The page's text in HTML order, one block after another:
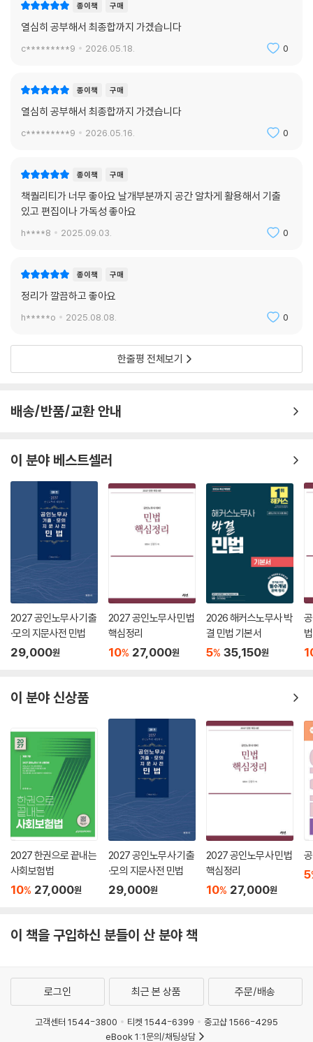
종이책 구매
열심히 공부해서 최종합까지 가겠습니다
c*********9 2026.05.18. 0
종이책 구매
열심히 공부해서 최종합까지 가겠습니다
c*********9 2026.05.16. 0
종이책 구매
책퀄리티가 너무 좋아요 날개부분까지 공간 알차게 활용해서 기출
있고 편집이나 가독성 좋아요
h****8 2025.09.03. 0
종이책 구매
정리가 깔끔하고 좋아요
h*****o 2025.08.08. 0
한줄평 전체보기
배송/반품/교환 안내
이 분야 베스트셀러
2027 공인노무사 기출
·모의 지문사전 민법
29,000원
2027 공인노무사 민법
핵심정리
10% 27,000원
2026 해커스노무사 박
결 민법 기본서
5% 35,150원
법
이 분야 신상품
2027 한권으로 끝내는
사회보험법
10% 27,000원
2027 공인노무사 기출
·모의 지문사전 민법
29,000원
2027 공인노무사 민법
핵심정리
10% 27,000원
5
이 책을 구입하신 분들이 산 분야 책
로그인 최근 본 상품 주문/배송
고객센터 1544-3800 티켓 1544-6399
중고샵 1566-4295
eBook 1:1문의/채팅상담